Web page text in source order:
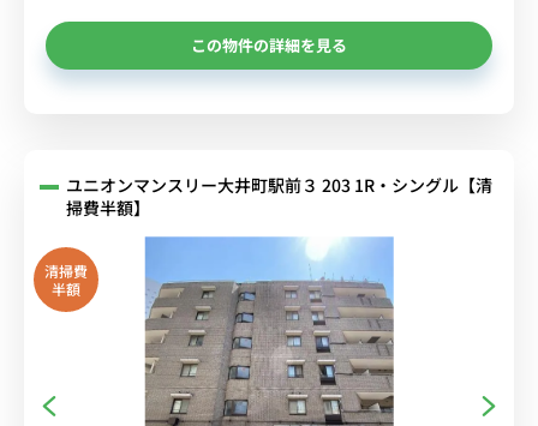
この物件の詳細を見る
ユニオンマンスリー大井町駅前３ 203 1R・シングル【清
掃費半額】
清掃費
半額